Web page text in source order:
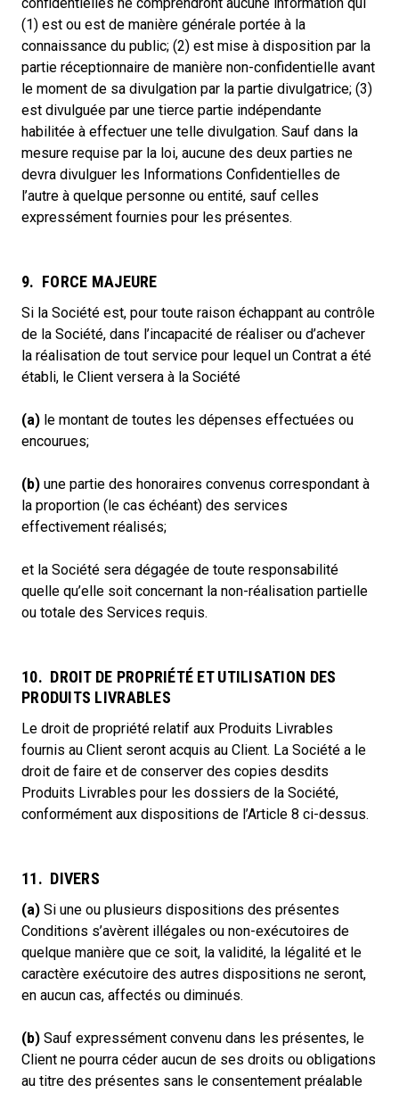
(1) est ou est de manière générale portée à la
connaissance du public; (2) est mise à disposition par la
partie réceptionnaire de manière non-confidentielle avant
le moment de sa divulgation par la partie divulgatrice; (3)
est divulguée par une tierce partie indépendante
habilitée à effectuer une telle divulgation. Sauf dans la
mesure requise par la loi, aucune des deux parties ne
devra divulguer les Informations Confidentielles de
l’autre à quelque personne ou entité, sauf celles
expressément fournies pour les présentes.
9. FORCE MAJEURE
Si la Société est, pour toute raison échappant au contrôle
de la Société, dans l’incapacité de réaliser ou d’achever
la réalisation de tout service pour lequel un Contrat a été
établi, le Client versera à la Société
(a) le montant de toutes les dépenses effectuées ou
encourues;
(b) une partie des honoraires convenus correspondant à
la proportion (le cas échéant) des services
effectivement réalisés;
et la Société sera dégagée de toute responsabilité
quelle qu’elle soit concernant la non-réalisation partielle
ou totale des Services requis.
10. DROIT DE PROPRIÉTÉ ET UTILISATION DES
PRODUITS LIVRABLES
Le droit de propriété relatif aux Produits Livrables
fournis au Client seront acquis au Client. La Société a le
droit de faire et de conserver des copies desdits
Produits Livrables pour les dossiers de la Société,
conformément aux dispositions de l’Article 8 ci-dessus.
11. DIVERS
(a) Si une ou plusieurs dispositions des présentes
Conditions s’avèrent illégales ou non-exécutoires de
quelque manière que ce soit, la validité, la légalité et le
caractère exécutoire des autres dispositions ne seront,
en aucun cas, affectés ou diminués.
(b) Sauf expressément convenu dans les présentes, le
Client ne pourra céder aucun de ses droits ou obligations
au titre des présentes sans le consentement préalable